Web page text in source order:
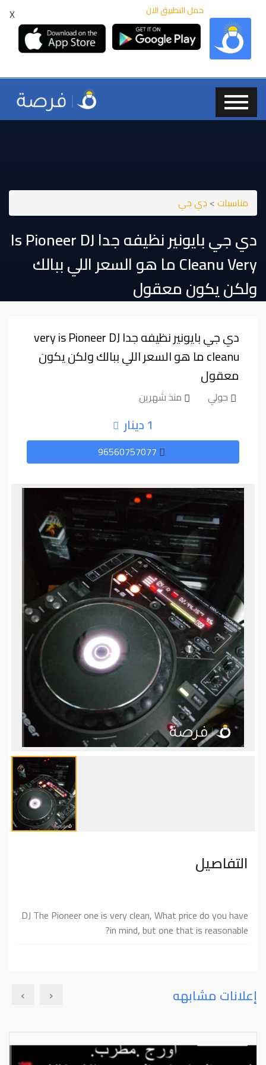
X حمل التطبيق الان
مناسبات> دي جي
⁦⁦very⁩⁩ ⁦⁦cleanu⁩⁩ ما هو السعر اللي ببالك
ولكن يكون معقول
⁦⁦cleanu⁩⁩ ما هو السعر اللي ببالك ولكن يكون
معقول
حولي منذ شهرين
1 دينار
التفاصيل
DJ The Pioneer one is very clean, What price do you have
in mind, but one that is reasonable?
إعلانات مشابهه ‹
›